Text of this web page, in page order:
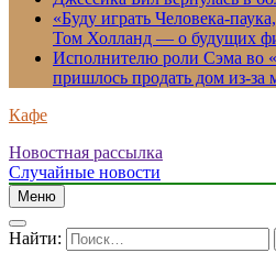
«Буду играть Человека-
Том Холланд — о будущих
Исполнителю роли Сэма во
пришлось продать дом из-за
Кафе
Новостная рассылка
Случайные новости
Меню
Найти: